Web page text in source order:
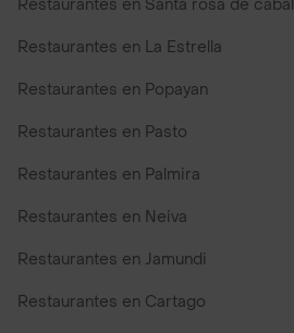
Restaurantes en Santa rosa de cabal
Restaurantes en La Estrella
Restaurantes en Popayan
Restaurantes en Pasto
Restaurantes en Palmira
Restaurantes en Neiva
Restaurantes en Jamundi
Restaurantes en Cartago